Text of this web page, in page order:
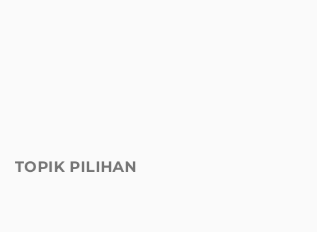
TOPIK PILIHAN